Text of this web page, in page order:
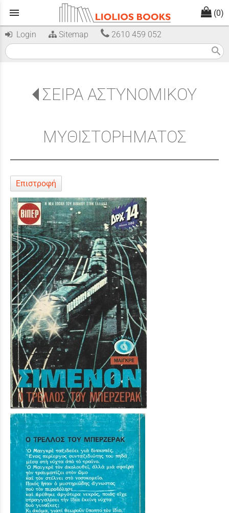
menu (0)
Login Sitemap 2610 459 052
search
ΣΕΙΡΑ ΑΣΤΥΝΟΜΙΚΟΥ
ΜΥΘΙΣΤΟΡΗΜΑΤΟΣ
Επιστροφή